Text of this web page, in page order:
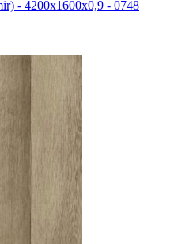
- 4200x1600x0,9 - 0748